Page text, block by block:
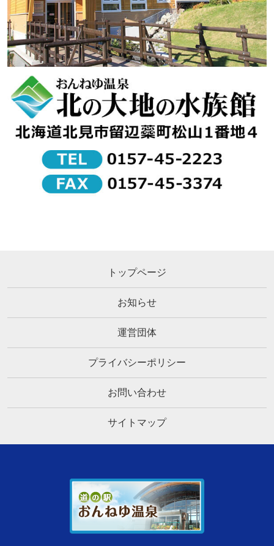
トップページ
お知らせ
運営団体
プライバシーポリシー
お問い合わせ
サイトマップ